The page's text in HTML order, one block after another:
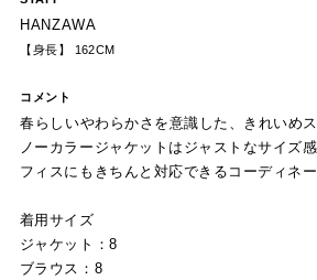
HANZAWA
【身長】 162CM
コメント
春らしいやわらかさを意識した、きれいめス
ノーカラージャケットはジャストなサイズ
フィスにもきちんと対応できるコーディネー
着用サイズ
ジャケット：8
ブラウス：8